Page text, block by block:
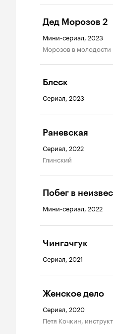
Дед Морозов 2
Мини-сериал, 2023
Морозов в молодости
Блеск
Сериал, 2023
Раневская
Сериал, 2022
Глинский
Побег в
Мини-сериал, 2022
Чингачгук
Сериал, 2021
Женское дело
Сериал, 2020
Петя Кочкин,